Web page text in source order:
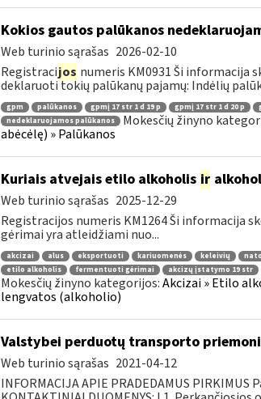
Kokios gautos palūkanos
Web turinio sąrašas 2026-02-10
Registracijos numeris KM0931 Ši informacija
deklaruoti tokių palūkanų pajamų: Indėlių
gpm palūkanos gpmį 17 str 1 d 19 p gpmį 17 str 1 d 20 p
nedeklaruojamos palūkanos
Mokesčių žinyno
abėcėlę) » Palūkanos
Kuriais atvejais etilo alkoholis ir
Web turinio sąrašas 2025-12-29
Registracijos numeris KM1264 Ši informacija
gėrimai yra atleidžiami nuo...
akcizai alus eksportuoti kariuomenės keleivių nato
etilo alkoholis
fermentuoti gėrimai akcizų įstatymo 19 str
Mokesčių žinyno kategorijos:Akcizai » Etilo
lengvatos (alkoholio)
Valstybei perduotų transporto
Web turinio sąrašas 2021-04-12
INFORMACIJA APIE PRADEDAMUS PIRKIMUS